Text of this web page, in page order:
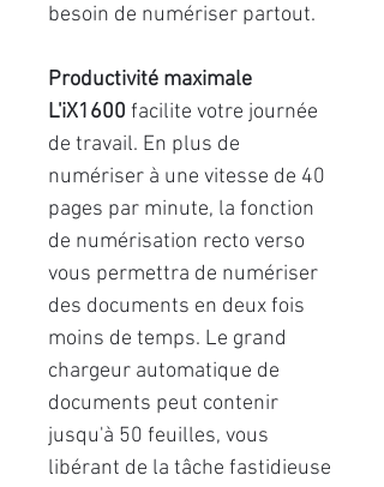
besoin de numériser partout.
Productivité maximale
L'iX1600 facilite votre journée
de travail. En plus de
numériser à une vitesse de 40
pages par minute, la fonction
de numérisation recto verso
vous permettra de numériser
des documents en deux fois
moins de temps. Le grand
chargeur automatique de
documents peut contenir
jusqu'à 50 feuilles, vous
libérant de la tâche fastidieuse